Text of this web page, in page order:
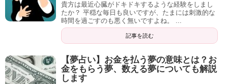
貴方は最近心臓がドキドキするような経験をしまし
たか？ 平穏な毎日も良いですが、たまには刺激的な
時間を過ごすのも悪く無いですよね。 ...
記事を読む
【夢占い】お金を払う夢の意味とは？お
金をもらう夢、数える夢についても解説
します